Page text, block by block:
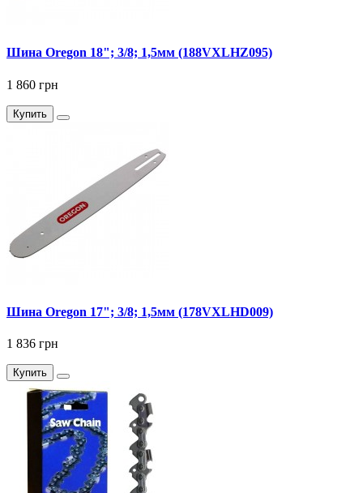
Шина Oregon 18"; 3/8; 1,5мм (188VXLHZ095)
1 860 грн
Купить
Шина Oregon 17"; 3/8; 1,5мм (178VXLHD009)
1 836 грн
Купить